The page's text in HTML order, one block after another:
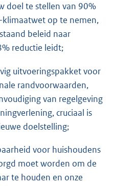
doel te stellen van 90%
klimaatwet op te nemen,
beleid naar
reductie leidt;
uitvoeringspakket voor
randvoorwaarden,
van regelgeving
cruciaal is
doelstelling;
voor huishoudens
moet worden om de
te houden en onze